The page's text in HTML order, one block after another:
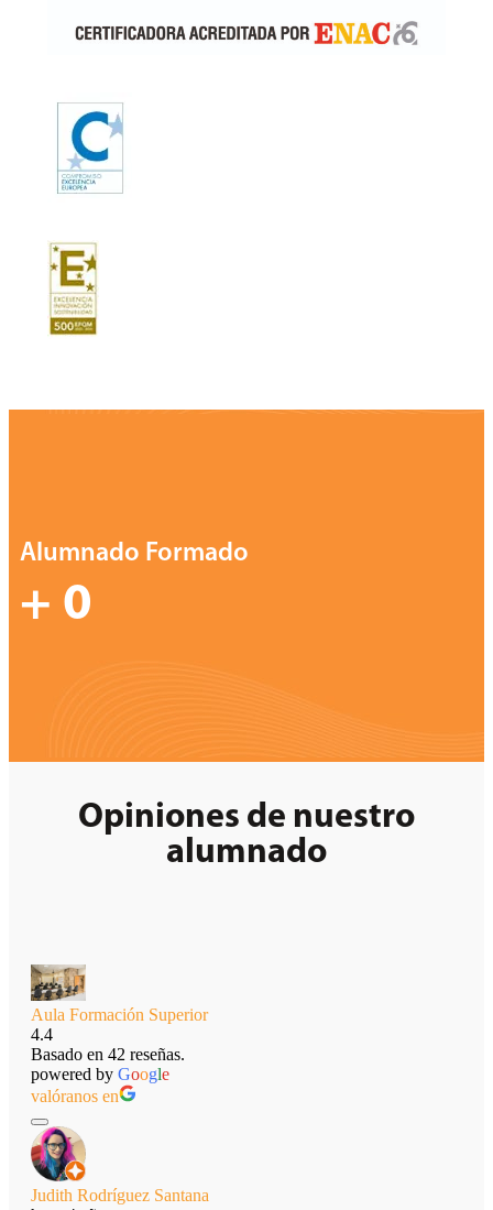
Alumnado Formado
+ 0
Opiniones de nuestro
alumnado
Aula Formación Superior
4.4
Basado en 42 reseñas.
powered by Google
valóranos en
Judith Rodríguez Santana